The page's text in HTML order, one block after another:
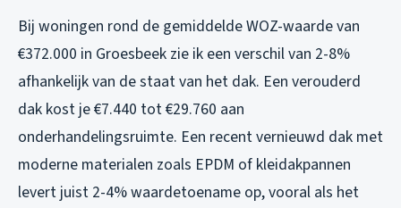
Bij woningen rond de gemiddelde WOZ-waarde van
€372.000 in Groesbeek zie ik een verschil van 2-8%
afhankelijk van de staat van het dak. Een verouderd
dak kost je €7.440 tot €29.760 aan
onderhandelingsruimte. Een recent vernieuwd dak met
moderne materialen zoals EPDM of kleidakpannen
levert juist 2-4% waardetoename op, vooral als het